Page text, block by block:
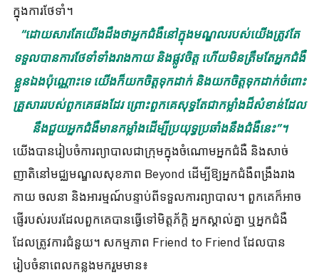
ក្នុងការថែទាំ។
“ដោយសារតែយើងដឹងថាអ្នកជំងឺនៅក្នុងមណ្ឌលរបស់យើងត្រូវតែ
ទទួលបានការថែទាំទាំងរាងកាយ និងផ្លូវចិត្ត ហើយមិនត្រឹមតែអ្នកជំងឺ
ខ្លួនឯងប៉ុណ្ណោះទេ យើងក៏យកចិត្តទុកដាក់ និងយកចិត្តទុកដាក់ចំពោះ
គ្រួសាររបស់ពួកគេផងដែរ ព្រោះពួកគេសុទ្ធតែជាកម្លាំងដ៏សំខាន់ដែល
នឹងជួយអ្នកជំងឺមានកម្លាំងដើម្បីប្រយុទ្ធប្រឆាំងនឹងជំងឺនេះ”។
យើងបានរៀបចំការព្យាបាលជាក្រុមក្នុងចំណោមអ្នកជំងឺ និងសាច់
ញាតិនៅមជ្ឈមណ្ឌលសុខភាព Beyond ដើម្បីឱ្យអ្នកជំងឺពង្រឹងរាង
កាយ ចលនា និងអារម្មណ៍បន្ទាប់ពីទទួលការព្យាបាល។ ពួកគេក៏អាច
ផ្ញើរបស់របរដែលពួកគេបានធ្វើទៅមិត្តភ័ក្តិ អ្នកស្គាល់គ្នា ឬអ្នកជំងឺ
ដែលត្រូវការជំនួយ។ សកម្មភាព Friend to Friend ដែលបាន
រៀបចំនាពេលកន្លងមករួមមាន៖